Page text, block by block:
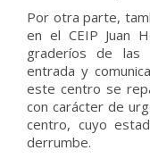
Por otra parte,
en el CEIP Juan
graderíos de las
entrada y
este centro se
con carácter de
centro, cuyo
derrumbe.